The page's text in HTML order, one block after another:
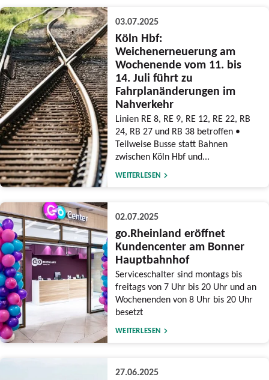
03.07.2025
Köln Hbf:
Weichenerneuerung am
Wochenende vom 11. bis
14. Juli führt zu
Fahrplanänderungen im
Nahverkehr
Linien RE 8, RE 9, RE 12, RE 22, RB
24, RB 27 und RB 38 betroffen •
Teilweise Busse statt Bahnen
zwischen Köln Hbf und...
WEITERLESEN
02.07.2025
go.Rheinland eröffnet
Kundencenter am Bonner
Hauptbahnhof
Serviceschalter sind montags bis
freitags von 7 Uhr bis 20 Uhr und an
Wochenenden von 8 Uhr bis 20 Uhr
besetzt
WEITERLESEN
27.06.2025